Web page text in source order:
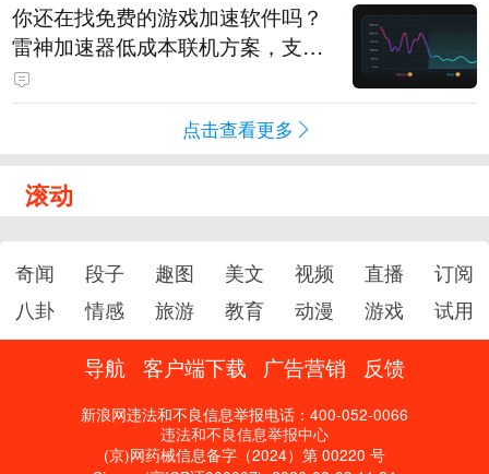
你还在找免费的游戏加速软件吗？
雷神加速器低成本联机方案，支持
免费试用
点击查看更多
滚动
奇闻 段子 趣图 美文 视频 直播
订阅
八卦
情感 旅游 教育 动漫 游戏 试用
导航 客户端下载 广告营销 反馈
新浪网违法和不良信息举报电话：400-052-0066
违法和不良信息举报中心
(京)网药械信息备字（2024）第 00220 号